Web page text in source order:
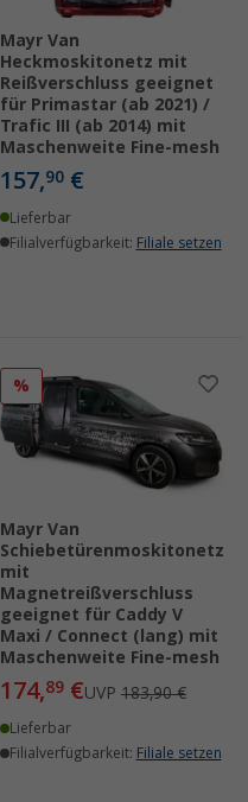
Mayr Van
Heckmoskitonetz mit
Reißverschluss geeignet
für Primastar (ab 2021) /
Trafic III (ab 2014) mit
Maschenweite Fine-mesh
157,90 €
Lieferbar
Filialverfügbarkeit: Filiale setzen
%
Mayr Van
Schiebetürenmoskitonetz
mit
Magnetreißverschluss
geeignet für Caddy V
Maxi / Connect (lang) mit
Maschenweite Fine-mesh
174,89 €UVP 183,90 €
Lieferbar
Filialverfügbarkeit: Filiale setzen